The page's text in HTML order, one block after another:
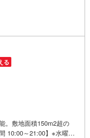
る
。敷地面積150m2超の
10:00～21:00】※水曜定